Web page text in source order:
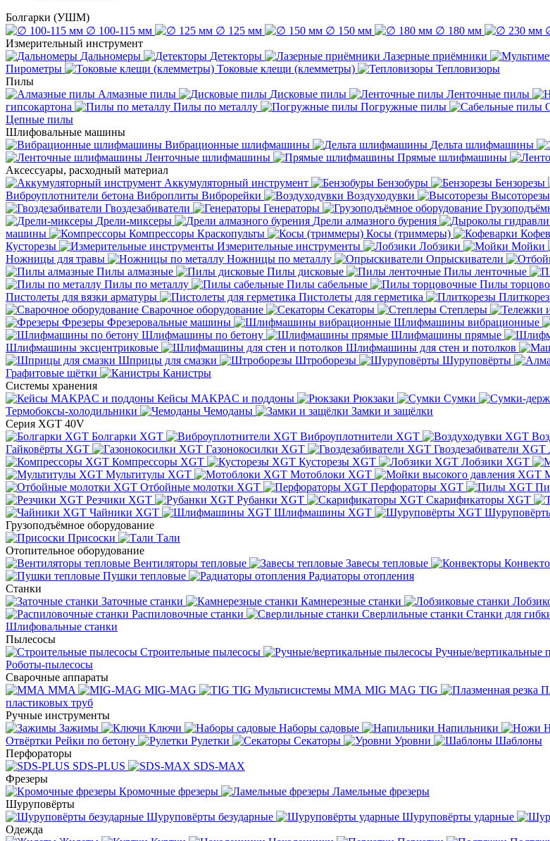
Болгарки (УШМ)
∅ 100-115 мм
∅ 125 мм ∅ 150 мм ∅ 180 мм
Измерительный инструмент
Дальномеры
Детекторы Лазерные приёмники
Пирометры
Токовые клещи (клемметры)
Тепловизоры
Пилы
Алмазные пилы
Дисковые пилы Ленточные пилы
гипсокартона
Пилы по металлу Погружные пилы
Цепные пилы
Шлифовальные машины
Вибрационные шлифмашины
Дельта шлифмашины
Ленточные шлифмашины
Прямые шлифмашины
Аксессуары, расходный материал
Аккумуляторный инструмент
Бензобуры Бензорезы
Виброуплотнители бетона Виброплиты Виброрейки Воздуходувки Высоторезы
Гвоздезабиватели
Генераторы
Дрели-миксеры
Дрели алмазного бурения
машины
Компрессоры Краскопульты Косы (триммеры)
Кусторезы
Измерительные инструменты Лобзики Мойки
Ножницы для травы
Ножницы по металлу Опрыскиватели
Пилы алмазные
Пилы дисковые Пилы ленточные
Пилы по металлу
Пилы сабельные Пилы
Пистолеты для вязки арматуры
Пистолеты для герметика
Сварочное оборудование
Секаторы Степлеры
Фрезеры Фрезеровальные машины Шлифмашины вибрационные
Шлифмашины по бетону
Шлифмашины прямые
Шлифмашины эксцентриковые
Шлифмашины для стен и потолков
Шприцы для смазки
Штроборезы Шуруповёрты
Графитовые щётки
Канистры
Системы хранения
Кейсы MAKPAC и поддоны
Рюкзаки Сумки
Термобоксы-холодильники
Чемоданы
Замки и защёлки
Серия XGT 40V
Болгарки XGT
Виброуплотнители XGT
Гайковёрты XGT
Газонокосилки XGT Гвоздезабиватели XGT
Компрессоры XGT
Кусторезы XGT Лобзики XGT
Мультитулы XGT
Мотоблоки XGT
Отбойные молотки XGT
Перфораторы XGT
Резчики XGT
Рубанки XGT Скарификаторы XGT
Чайники XGT
Шлифмашины XGT
Грузоподъёмное оборудование
Присоски
Тали
Отопительное оборудование
Вентиляторы тепловые
Завесы тепловые
Пушки тепловые
Радиаторы отопления
Станки
Заточные станки
Камнерезные станки
Распиловочные станки
Сверлильные станки Станки для
Шлифовальные станки
Пылесосы
Строительные пылесосы
Ручные/вертикальные
Роботы-пылесосы
Сварочные аппараты
MMA
MIG-MAG TIG Мультисистемы ММА MIG MAG TIG
пластиковых труб
Ручные инструменты
Зажимы
Ключи Наборы садовые Напильники
Отвёртки Рейки по бетону Рулетки Секаторы Уровни
Шаблоны
Перфораторы
SDS-PLUS
SDS-MAX
Фрезеры
Кромочные фрезеры
Ламельные фрезеры
Шуруповёрты
Шуруповёрты безударные
Шуруповёрты ударные
Одежда